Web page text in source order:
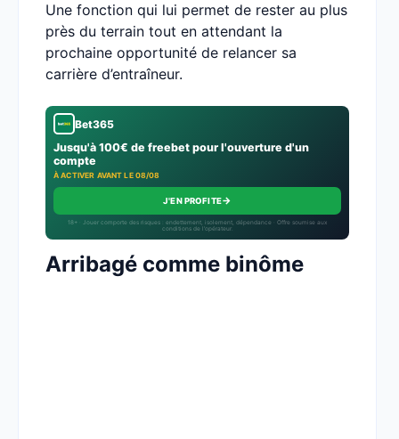
Une fonction qui lui permet de rester au plus
près du terrain tout en attendant la
prochaine opportunité de relancer sa
carrière d’entraîneur.
Bet365
Jusqu'à 100€ de freebet pour l'ouverture d'un
compte
À ACTIVER AVANT LE 08/08
J'EN PROFITE→
18+ · Jouer comporte des risques : endettement, isolement, dépendance · Offre soumise aux
conditions de l’opérateur.
Arribagé comme binôme